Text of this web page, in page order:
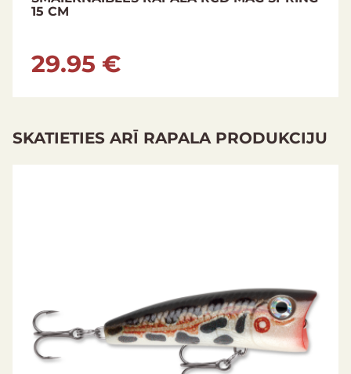
SPRING 15 CM
27.95 €
SKATIETIES ARĪ RAPALA PRODUKCIJU